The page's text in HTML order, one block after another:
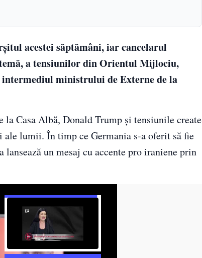
acestei săptămâni, iar cancelarul
a tensiunilor din Orientul Mijlociu,
intermediul ministrului de Externe de la
Casa Albă, Donald Trump și tensiunile create
ale lumii. În timp ce Germania s-a oferit să fie
un mesaj cu accente pro iraniene prin